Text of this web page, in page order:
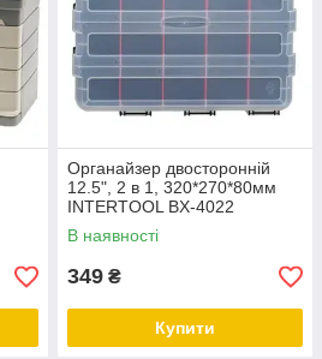
Органайзер двосторонній
12.5", 2 в 1, 320*270*80мм
INTERTOOL BX-4022
В наявності
349 ₴
Купити